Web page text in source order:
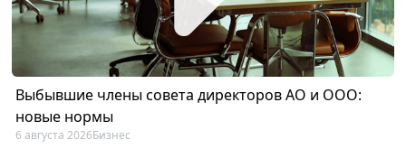
Выбывшие члены совета директоров АО и ООО:
новые нормы
6 августа 2026Бизнес